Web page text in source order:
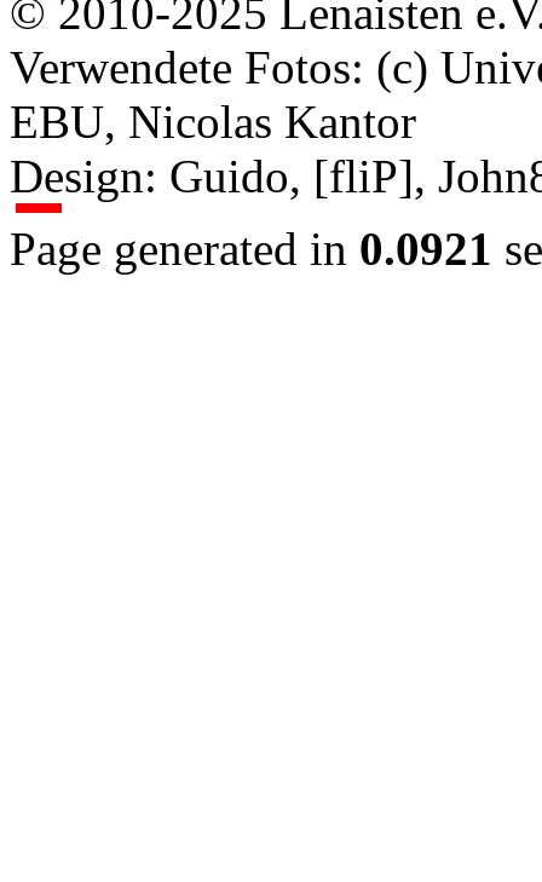
© 2010-2025 Lenaisten
Verwendete Fotos: (c)
EBU, Nicolas Kantor
Design: Guido, [fliP],
Page generated in 0.0921